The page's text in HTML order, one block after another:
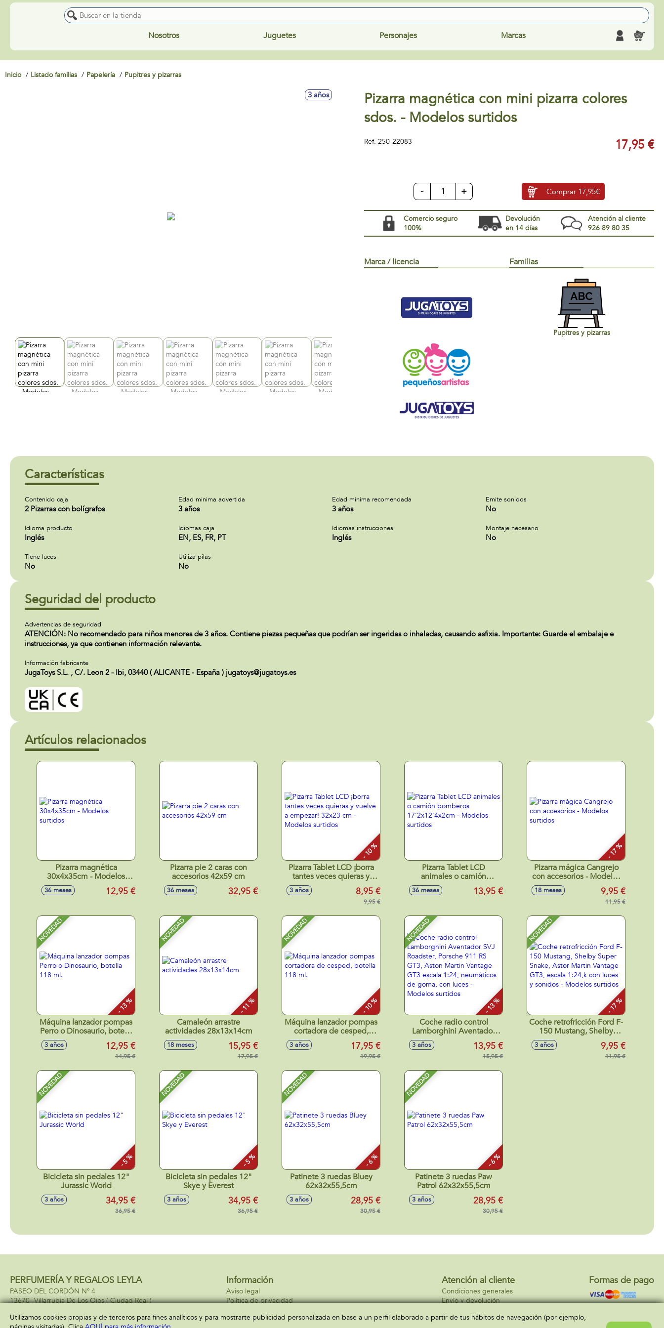
Nosotros Juguetes Personajes Marcas
Inicio Listado familias Papelería Pupitres y pizarras
3 años
Pizarra magnética con mini pizarra colores
sdos. - Modelos surtidos
Ref. 250-22083 17,95 €
- + Comprar 17,95€
Comercio seguro
100%
Devolución
en 14 días
Atención al cliente
926 89 80 35
Marca / licencia Familias
Pupitres y pizarras
Características
Contenido caja
2 Pizarras con bolígrafos
Edad minima advertida
3 años
Edad minima recomendada
3 años
Emite sonidos
No
Idioma producto
Inglés
Idiomas caja
EN, ES, FR, PT
Idiomas instrucciones
Inglés
Montaje necesario
No
Tiene luces
No
Utiliza pilas
No
Seguridad del producto
Advertencias de seguridad
ATENCIÓN: No recomendado para niños menores de 3 años. Contiene piezas pequeñas que podrían ser ingeridas o inhaladas, causando asfixia. Importante: Guarde el embalaje e
instrucciones, ya que contienen información relevante.
Información fabricante
JugaToys S.L. , C/. Leon 2 - Ibi, 03440 ( ALICANTE - España ) jugatoys@jugatoys.es
Artículos relacionados
Pizarra magnética
30x4x35cm - Modelos
surtidos
36 meses 12,95 €
Pizarra pie 2 caras con
accesorios 42x59 cm
36 meses 32,95 €
- 10 %
Pizarra Tablet LCD ¡borra
tantes veces quieras y
vuelve a empezar! 32x23
cm - Modelos surtidos
3 años 8,95 €
9,95 €
Pizarra Tablet LCD
animales o camión
bomberos 17'2x12'4x2cm
- Modelos surtidos
36 meses 13,95 €
- 17 %
Pizarra mágica Cangrejo
con accesorios - Modelos
surtidos
18 meses 9,95 €
11,95 €
NOVEDAD
- 13 %
Máquina lanzador pompas
Perro o Dinosaurio, botella
3 años 12,95 €
14,95 €
NOVEDAD
- 11 %
Camaleón arrastre
actividades 28x13x14cm
18 meses 15,95 €
17,95 €
NOVEDAD
- 10 %
Máquina lanzador pompas
cortadora de cesped,
botella 118 ml.
3 años 17,95 €
19,95 €
NOVEDAD
- 13 %
Coche radio control
Lamborghini Aventador
SVJ Roadster, Porsche 911
RS GT3, Aston Martin
Vantage GT3 escala 1:24,
luces - Modelos surtidos
3 años 13,95 €
15,95 €
NOVEDAD
- 17 %
Coche retrofricción Ford F-
150 Mustang, Shelby
Super Snake, Astor Martin
Vantage GT3, escala
1:24,k con luces y sonidos
3 años 9,95 €
11,95 €
NOVEDAD
- 5 %
Bicicleta sin pedales 12"
Jurassic World
3 años 34,95 €
36,95 €
NOVEDAD
- 5 %
Bicicleta sin pedales 12"
Skye y Everest
3 años 34,95 €
36,95 €
NOVEDAD
- 6 %
Patinete 3 ruedas Bluey
62x32x55,5cm
3 años 28,95 €
30,95 €
NOVEDAD
- 6 %
Patinete 3 ruedas Paw
Patrol 62x32x55,5cm
3 años 28,95 €
30,95 €
PERFUMERÍA Y REGALOS LEYLA
PASEO DEL CORDÓN Nº 4
13670 -Villarrubia De Los Ojos( Ciudad Real )
Información
Aviso legal
Política de privacidad
Atención al cliente
Condiciones generales
Envío y devolución
Formas de pago
Utilizamos cookies propias y de terceros para fines analíticos y para mostrarte publicidad personalizada en base a un perfil elaborado a partir de tus hábitos de navegación (por ejemplo,